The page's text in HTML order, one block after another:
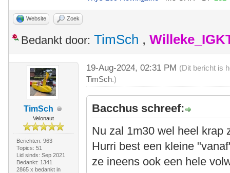
Website Zoek
Bedankt door: TimSch ,
TimSch
Velonaut
Berichten: 963
Topics: 51
Lid sinds: Sep 2021
Bedankt: 1341
2865 x bedankt in
19-Aug-2024, 02:31 PM (Dit bericht is
TimSch.)
Bacchus schreef:
Nu zal 1m30 wel heel krap
Hurri best een kleine
ze ineens ook een hele